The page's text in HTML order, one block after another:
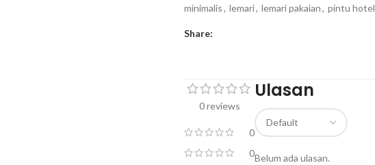
minimalis, lemari, lemari pakaian, pintu hotel
Share:
0 reviews
0
0
Ulasan
Belum ada ulasan.